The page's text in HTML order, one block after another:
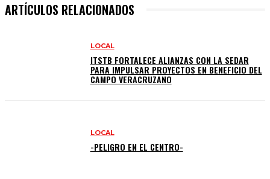
ARTÍCULOS RELACIONADOS
LOCAL
ITSTB FORTALECE ALIANZAS CON LA SEDAR
PARA IMPULSAR PROYECTOS EN BENEFICIO DEL
CAMPO VERACRUZANO
LOCAL
-PELIGRO EN EL CENTRO-